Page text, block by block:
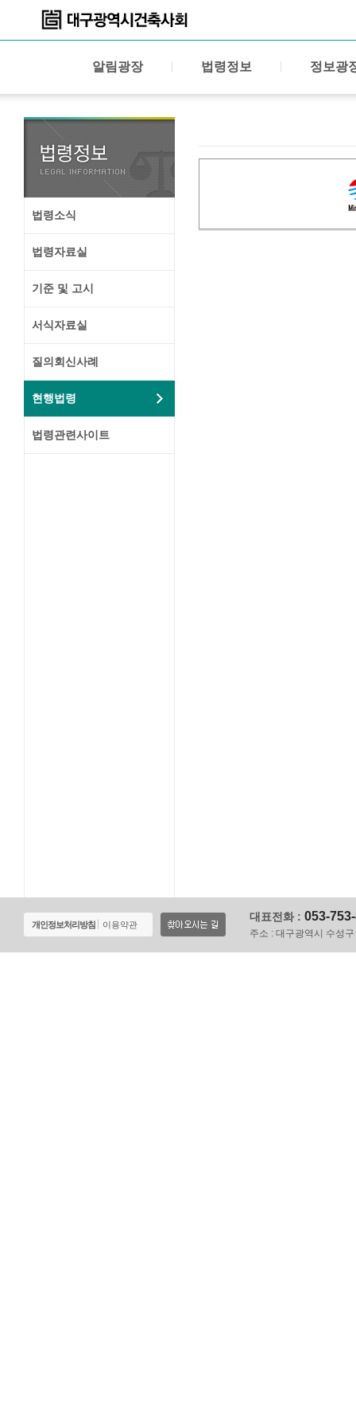
알림광장 법령정보 정보광
법령소식
법령자료실
기준 및 고시
서식자료실
질의회신사례
현행법령
법령관련사이트
개인정보처리방침 이용약관
대표전화 : 053-
주소 : 대구광역시 수성